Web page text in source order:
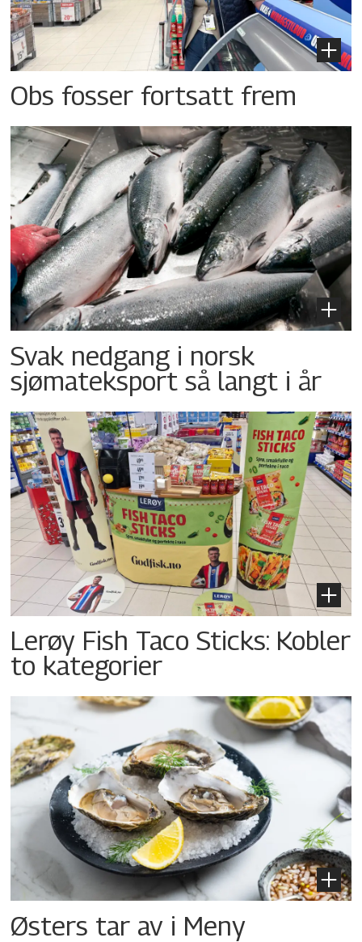
Obs fosser fortsatt frem
Svak nedgang i norsk
sjømateksport så langt i år
Lerøy Fish Taco Sticks: Kobler
to kategorier
Østers tar av i Meny